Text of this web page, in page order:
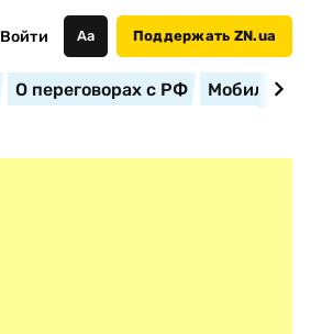
Войти Аа Поддержать ZN.ua
О переговорах с РФ